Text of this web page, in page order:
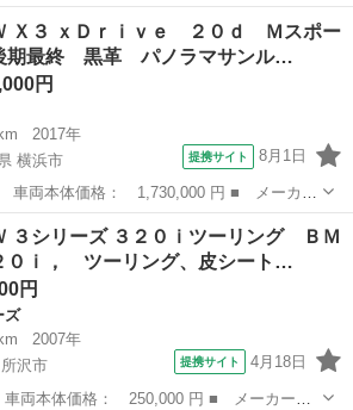
： ３シリーズ ■ グレード名： ３２０
クルーズコントロール パドルシフト Ｃ
Ｘ３ ｘＤｒｉｖｅ ２０ｄ Ｍスポー
最終 黒革 パノラマサンル…
円
2017年
横浜市
提携サイト 8月1日
Ｘ３ ■ グレード名： ｘＤｒｉｖｅ
最終 黒革 パノラマサンルーフ ＡＣ
他
３シリーズ ３２０ｉツーリング ＢＭ
０ｉ， ツーリング、皮シート…
円
ズ
2007年
沢市
提携サイト 4月18日